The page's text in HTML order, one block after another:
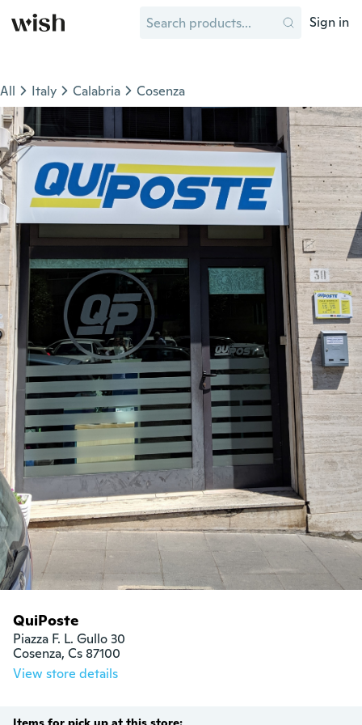
Sign in
All Italy Calabria Cosenza
QuiPoste
Piazza F. L. Gullo 30
Cosenza, Cs 87100
View store details